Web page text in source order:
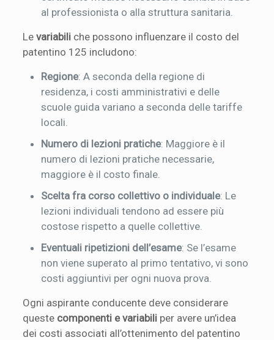
al professionista o alla struttura sanitaria.
Levariabili che possono influenzare il costo del
patentino 125 includono:
Regione: A seconda della regione di
residenza, i costi amministrativi e delle
scuole guida variano a seconda delle tariffe
locali.
Numero di lezioni pratiche: Maggiore è il
numero di lezioni pratiche necessarie,
maggiore è il costo finale.
Scelta fra corso collettivo o individuale: Le
lezioni individuali tendono ad essere più
costose rispetto a quelle collettive.
Eventuali ripetizioni dell’esame: Se l’esame
non viene superato al primo tentativo, vi sono
costi aggiuntivi per ogni nuova prova.
Ogni aspirante conducente deve considerare
queste componenti e variabili per avere un’idea
dei costi associati all’ottenimento del patentino